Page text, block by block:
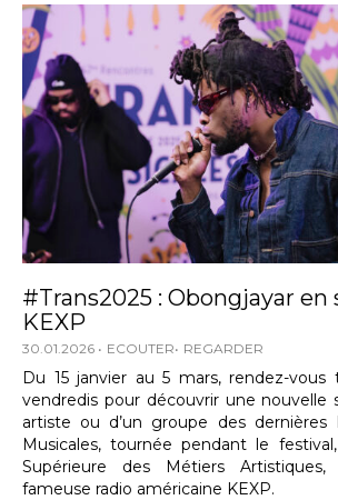
#Trans2025 : Obongjayar en
KEXP
30.01.2026 ECOUTER REGARDER
Du 15 janvier au 5 mars, rendez-
vendredis pour découvrir une nouvelle
artiste ou d’un groupe des dernières
Musicales, tournée pendant le
Supérieure des Métiers
fameuse radio américaine KEXP.